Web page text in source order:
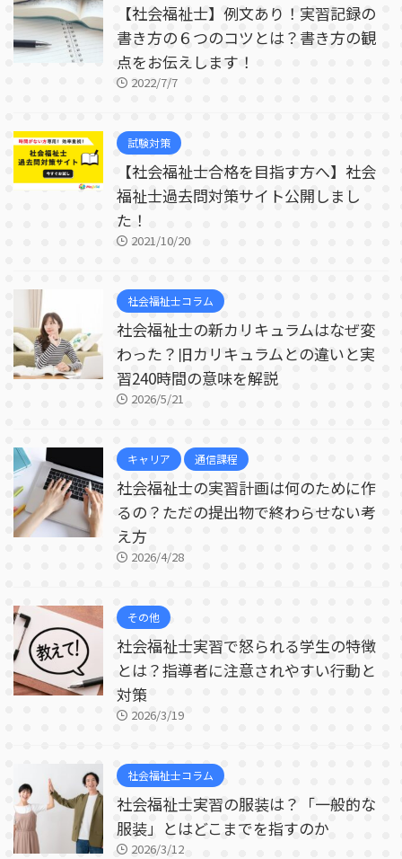
【社会福祉士】例文あり！実習記録の
書き方の６つのコツとは？書き方の観
点をお伝えします！
2022/7/7
試験対策
【社会福祉士合格を目指す方へ】社会
福祉士過去問対策サイト公開しまし
た！
2021/10/20
社会福祉士コラム
社会福祉士の新カリキュラムはなぜ変
わった？旧カリキュラムとの違いと実
習240時間の意味を解説
2026/5/21
キャリア 通信課程
社会福祉士の実習計画は何のために作
るの？ただの提出物で終わらせない考
え方
2026/4/28
その他
社会福祉士実習で怒られる学生の特徴
とは？指導者に注意されやすい行動と
対策
2026/3/19
社会福祉士コラム
社会福祉士実習の服装は？「一般的な
服装」とはどこまでを指すのか
2026/3/12